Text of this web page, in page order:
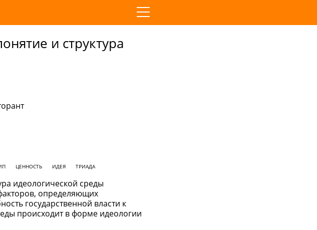
и структура
ЦЕННОСТЬ ИДЕЯ ТРИАДА
идеологической среды
определяющих
государственной власти к
происходит в форме идеологии